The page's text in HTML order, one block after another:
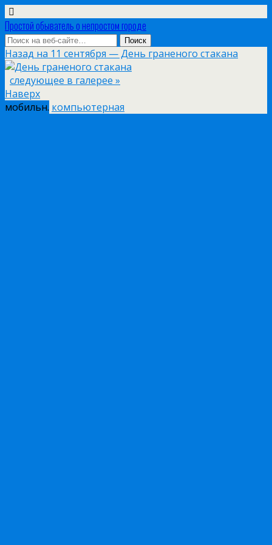
Простой обыватель о непростом городе
Назад на 11 сентября — День граненого стакана
следующее в галерее »
Наверх
мобильн. компьютерная